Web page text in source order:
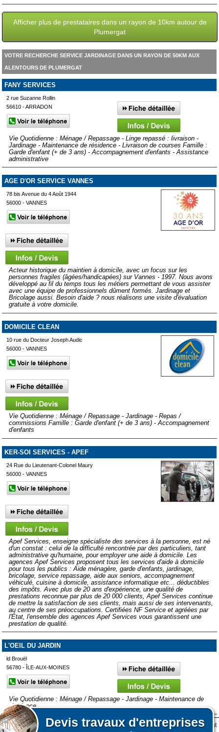
Devis travaux d'entreprises
Afficher plus de prestataires dans un rayon de 10km autour de
Plumergat
VOTRE RECHERCHE SERVICE JARDINAGE DANS UN RAYON DE 50KM AUX
ALENTOURS DE PLUMERGAT
FANY SERVICES
2 rue Suzanne Rollin
56610 - ARRADON
Vie Quotidienne : Ménage / Repassage - Linge repassé : livraison -
Jardinage - Maintenance de résidence - Livraison de courses Famille :
Garde d'enfant (+ de 3 ans) - Accompagnement d'enfants - Assistance
administrative
AGE D'OR SERVICE VANNES
78 bis Avenue du 4 Août 1944
56000 - VANNES
Acteur historique du maintien à domicile, avec un focus sur les
personnes fragiles (âgées/handicapées) sur Vannes - 1997. Nous avons
développé au fil du temps tous les métiers permettant de vous assister
avec une équipe de professionnels dûment formés. Jardinage et
Bricolage aussi. Besoin d'aide ? nous réalisons une visite d'évaluation
gratuite à votre domicile.
DOMICILE CLEAN
10 rue du Docteur Joseph Audic
56000 - VANNES
Vie Quotidienne : Ménage / Repassage - Jardinage - Repas /
commissions Famille : Garde d'enfant (+ de 3 ans) - Accompagnement
d'enfants
KER-SOI SERVICES - APEF
24 Rue du Lieutenant-Colonel Maury
56000 - VANNES
Apef Services, enseigne spécialiste des services à la personne, est né
d'un constat : celui de la difficulté rencontrée par des particuliers, tant
administrative qu'humaine, pour employer une aide à domicile. Les
agences Apef Services proposent tous les services d'aide à domicile
pour tous les publics : Aide ménagère, garde d'enfants, jardinage,
bricolage, service repassage, aide aux seniors, accompagnement
véhiculé, cuisine à domicile, assistance informatique etc... déductibles
des impôts. Avec plus de 20 ans d'expérience, une qualité de
prestations reconnue par plus de 20 000 clients, Apef Services continue
de mettre la satisfaction de ses clients, mais aussi de ses intervenants,
au centre de ses préoccupations. Certifiées NF Service et agréées par
l'État, l'ensemble des agences Apef Services vous garantissent une
prestation de qualité.
L'OEIL DU JARDIN
ld Brouël
56780 - ÎLE-AUX-MOINES
Vie Quotidienne : Ménage / Repassage - Jardinage - Maintenance de
résidence
Affiner votre recherche
Lors de votre visite sur notre site des fichiers informatiques nommés cookies sont